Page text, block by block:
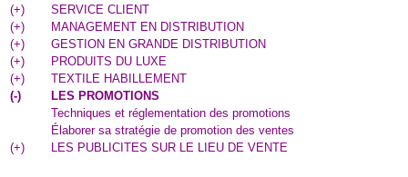
(+)
SERVICE CLIENT
(+)
MANAGEMENT EN DISTRIBUTION
(+)
GESTION EN GRANDE DISTRIBUTION
(+)
PRODUITS DU LUXE
(+)
TEXTILE HABILLEMENT
(-)
LES PROMOTIONS
Techniques et réglementation des promotions
Élaborer sa stratégie de promotion des ventes
(+) LES PUBLICITES SUR LE LIEU DE VENTE